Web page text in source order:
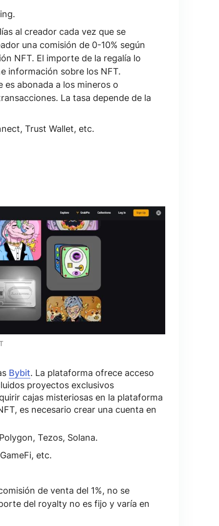
al creador cada vez que se
una comisión de 0-10% según
NFT. El importe de la regalía lo
información sobre los NFT.
es abonada a los mineros o
La tasa depende de la
Trust Wallet, etc.
Bybit. La plataforma ofrece acceso
proyectos exclusivos
cajas misteriosas en la plataforma
es necesario crear una cuenta en
Tezos, Solana.
etc.
de venta del 1%, no se
del royalty no es fijo y varía en